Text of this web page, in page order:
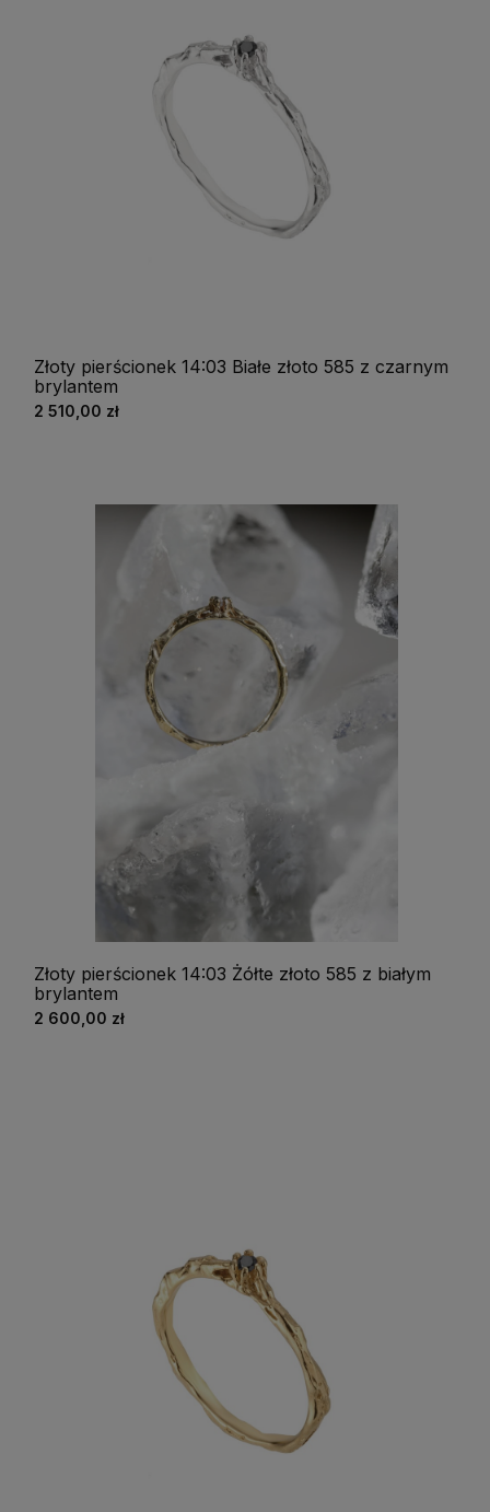
Złoty pierścionek 14:03 Białe złoto 585 z czarnym
brylantem
2 510,00 zł
Złoty pierścionek 14:03 Żółte złoto 585 z białym
brylantem
2 600,00 zł